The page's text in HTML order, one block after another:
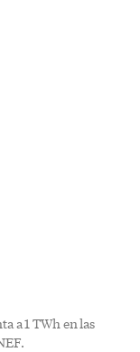
a 1 TWh en las